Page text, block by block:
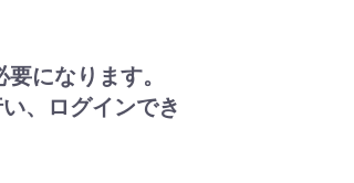
になります。
、ログインでき